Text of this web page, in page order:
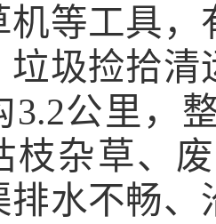
机等工具
垃圾捡拾
3.2公里，
枝杂草、
排水不畅